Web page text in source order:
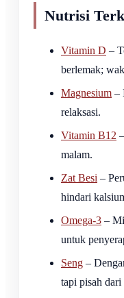
Nutrisi
Vitamin D –
berlemak;
Magnesium –
relaksasi.
Vitamin B12
malam.
Zat Besi –
hindari
Omega-3 –
untuk
Seng –
tapi pisah dari